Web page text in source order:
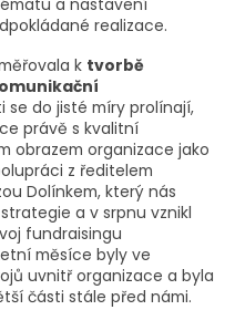
realizace.
k tvorbě
se do jisté míry prolínají,
právě s kvalitní
obrazem organizace jako
z ředitelem
Dolínkem, který nás
a v srpnu vznikl
fundraisingu
měsíce byly ve
uvnitř organizace a byla
části stále před námi.